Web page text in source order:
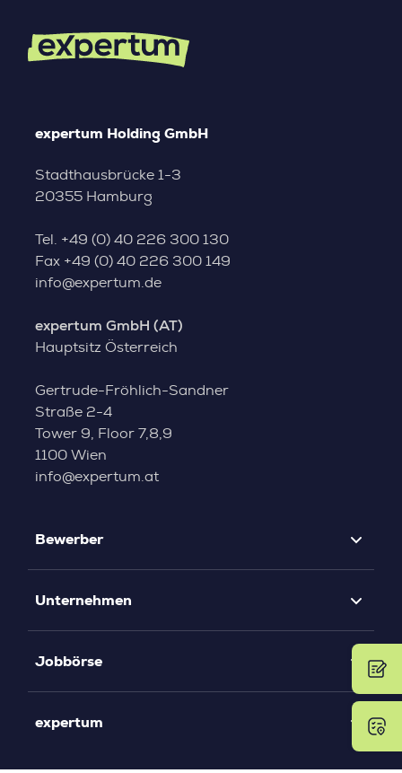
expertum Holding GmbH
Stadthausbrücke 1-3
20355 Hamburg
Tel. +49 (0) 40 226 300 130
Fax +49 (0) 40 226 300 149
info@expertum.de
expertum GmbH (AT)
Hauptsitz Österreich
Gertrude-Fröhlich-Sandner
Straße 2-4
Tower 9, Floor 7,8,9
1100 Wien
info@expertum.at
Bewerber
Unternehmen
Jobbörse
expertum